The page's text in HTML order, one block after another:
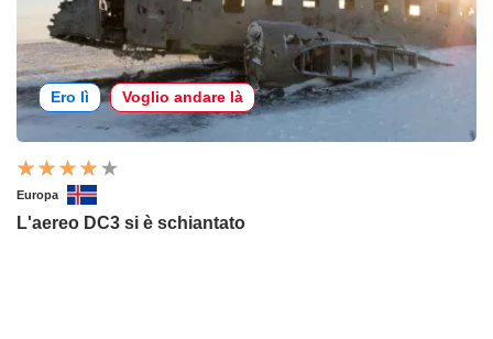
Ero lì Voglio andare là
Europa
L'aereo DC3 si è schiantato